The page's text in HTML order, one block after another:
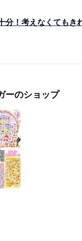
分！考えなくてもき
ーのショップ